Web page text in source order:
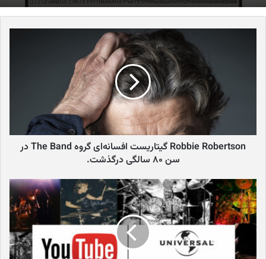
Robbie Robertson گیتاریست افسانه‌ای گروه The Band در
سن ۸۰ سالگی درگذشت.